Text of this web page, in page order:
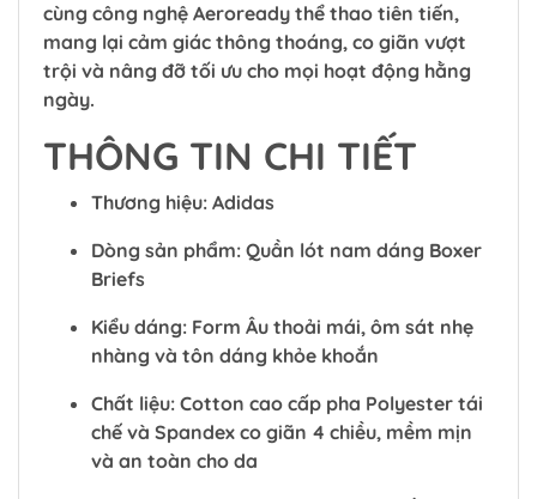
cùng công nghệ Aeroready thể thao tiên tiến,
mang lại cảm giác thông thoáng, co giãn vượt
trội và nâng đỡ tối ưu cho mọi hoạt động hằng
ngày.
THÔNG TIN CHI TIẾT
Thương hiệu: Adidas
Dòng sản phẩm: Quần lót nam dáng Boxer
Briefs
Kiểu dáng: Form Âu thoải mái, ôm sát nhẹ
nhàng và tôn dáng khỏe khoắn
Chất liệu: Cotton cao cấp pha Polyester tái
chế và Spandex co giãn 4 chiều, mềm mịn
và an toàn cho da